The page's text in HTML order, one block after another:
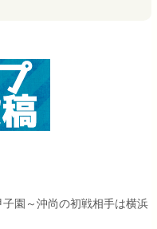
子園～沖尚の初戦相手は横浜